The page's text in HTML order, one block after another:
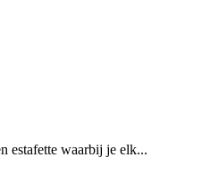
estafette waarbij je elk...